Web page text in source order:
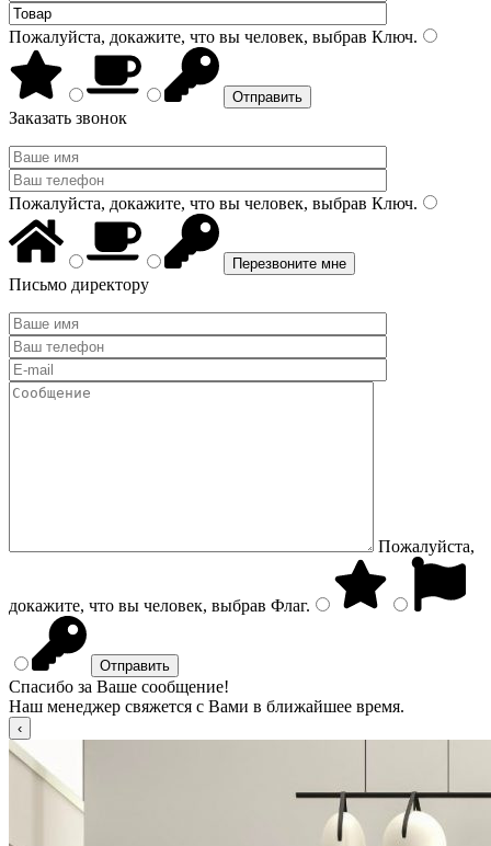
Пожалуйста, докажите, что вы человек, выбрав Ключ.
Заказать звонок
Пожалуйста, докажите, что вы человек, выбрав Ключ.
Письмо директору
Пожалуйста,
докажите, что вы человек, выбрав Флаг.
Спасибо за Ваше сообщение!
Наш менеджер свяжется с Вами в ближайшее время.